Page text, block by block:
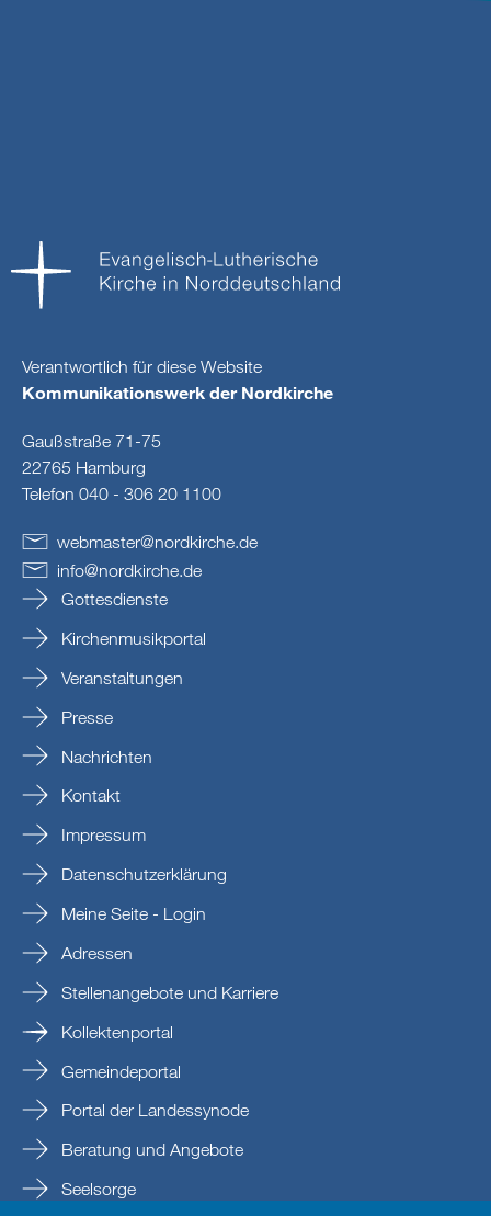
Verantwortlich für diese Website
Kommunikationswerk der Nordkirche
Gaußstraße 71-75
22765 Hamburg
Telefon 040 - 306 20 1100
webmaster@nordkirche.de
info@nordkirche.de
Gottesdienste
Kirchenmusikportal
Veranstaltungen
Presse
Nachrichten
Kontakt
Impressum
Datenschutzerklärung
Meine Seite - Login
Adressen
Stellenangebote und Karriere
Kollektenportal
Gemeindeportal
Portal der Landessynode
Beratung und Angebote
Seelsorge